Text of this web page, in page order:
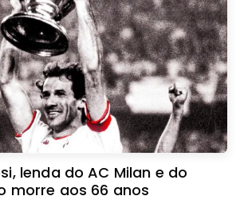
lenda do AC Milan e do
morre aos 66 anos